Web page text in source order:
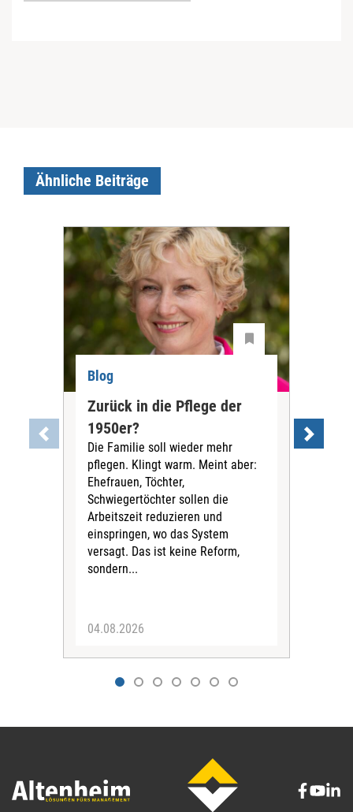
Ähnliche Beiträge
Blog
Zurück in die Pflege der
1950er?
Die Familie soll wieder mehr
pflegen. Klingt warm. Meint aber:
Ehefrauen, Töchter,
Schwiegertöchter sollen die
Arbeitszeit reduzieren und
einspringen, wo das System
versagt. Das ist keine Reform,
sondern...
04.08.2026